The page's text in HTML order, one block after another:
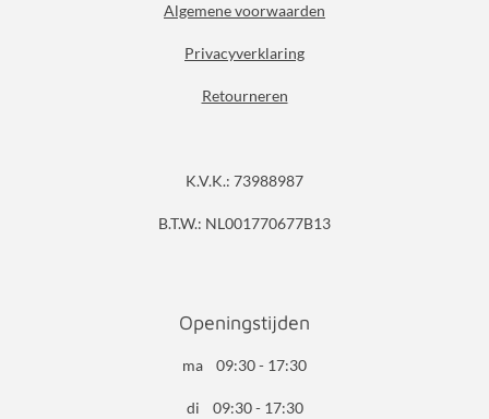
Algemene voorwaarden
Privacyverklaring
Retourneren
K.V.K.: 73988987
B.T.W.: NL001770677B13
Openingstijden
ma 09:30 - 17:30
di 09:30 - 17:30